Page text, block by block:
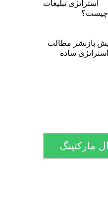
استراتژی تبلیغات
بازنشر مطالب
مارکتینگ